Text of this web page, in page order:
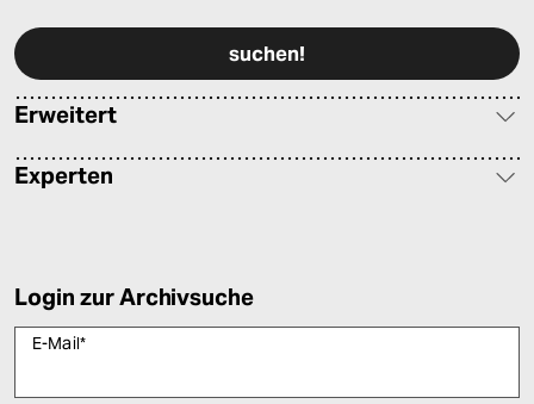
Erweitert
Experten
Login zur Archivsuche
E-Mail*